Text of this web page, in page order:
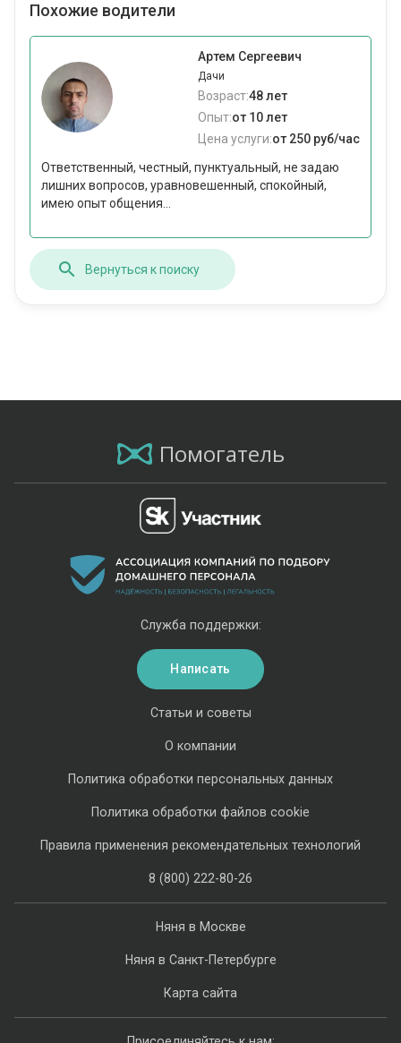
Похожие водители
Артем Сергеевич
Дачи
Возраст:48 лет
Опыт:от 10 лет
Цена услуги:от 250 руб/час
Ответственный, честный, пунктуальный, не задаю
лишних вопросов, уравновешенный, спокойный,
имею опыт общения...
Вернуться к поиску
Помогатель
Няня в Москве
Няня в Санкт-Петербурге
Карта сайта
Статьи и советы
О компании
Политика обработки персональных данных
Политика обработки файлов cookie
Правила применения рекомендательных технологий
8 (800) 222-80-26
Служба поддержки:
Написать